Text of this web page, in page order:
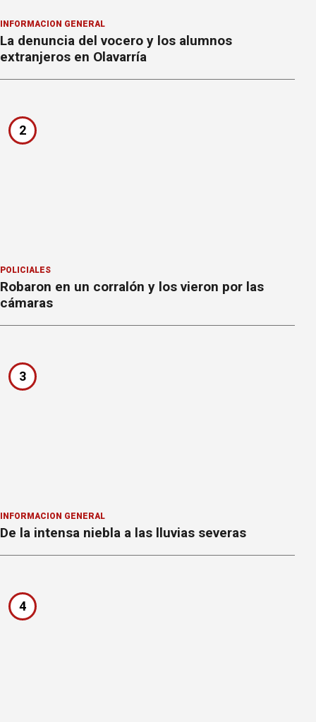
INFORMACION GENERAL
La denuncia del vocero y los alumnos
extranjeros en Olavarría
2
POLICIALES
Robaron en un corralón y los vieron por las
cámaras
3
INFORMACION GENERAL
De la intensa niebla a las lluvias severas
4